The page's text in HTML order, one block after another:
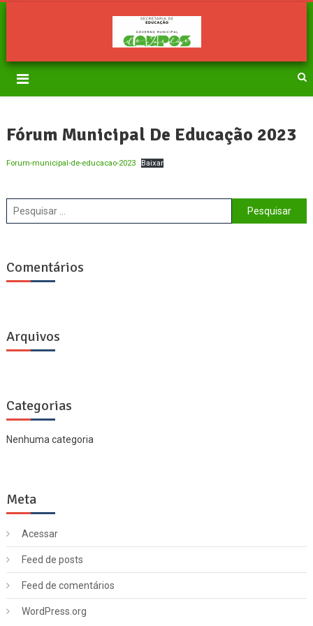
Secretaria de Educação da
Estância Turística de
Fórum Municipal De Educação 2023
Forum-municipal-de-educacao-2023 Baixar
Pesquisar
por:
Comentários
Arquivos
Categorias
Nenhuma categoria
Meta
Acessar
Feed de posts
Feed de comentários
WordPress.org